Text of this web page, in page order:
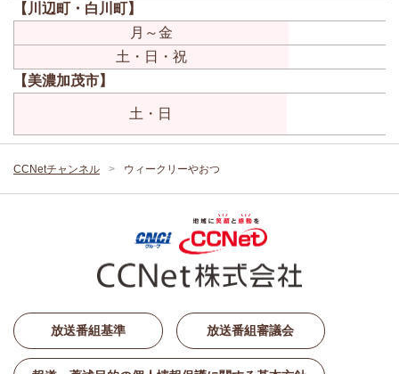
【川辺町・白川町】
月～金
土・日・祝
【美濃加茂市】
土・日
CCNetチャンネル ウィークリーやおつ
放送番組基準 放送番組審議会